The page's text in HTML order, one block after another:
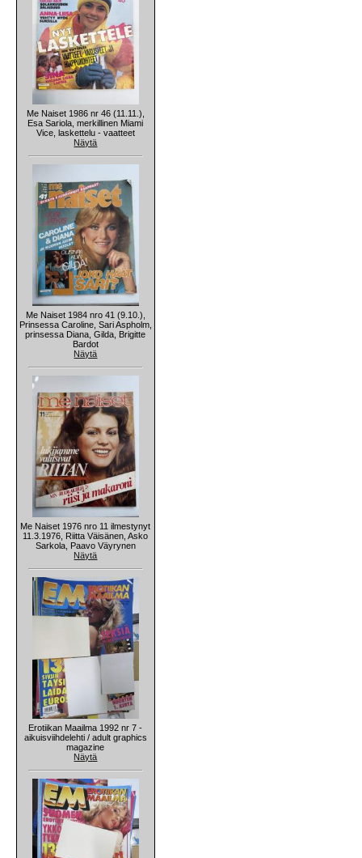
Me Naiset 1986 nr 46 (11.11.),
Esa Sariola, merkillinen Miami
Vice, laskettelu - vaatteet
Näytä
Me Naiset 1984 nro 41 (9.10.),
Prinsessa Caroline, Sari Aspholm,
prinsessa Diana, Gilda, Brigitte
Bardot
Näytä
Me Naiset 1976 nro 11 ilmestynyt
11.3.1976, Riitta Väisänen, Asko
Sarkola, Paavo Väyrynen
Näytä
Erotiikan Maailma 1992 nr 7 -
aikuisviihdelehti / adult graphics
magazine
Näytä